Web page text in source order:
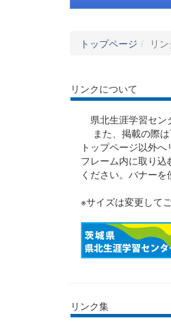
トップページ リ
リンクについて
県北生涯学習セン
また、掲載の際は
トップページ以外
フレーム内に取り
ください。バナーを
※サイズは変更して
リンク集